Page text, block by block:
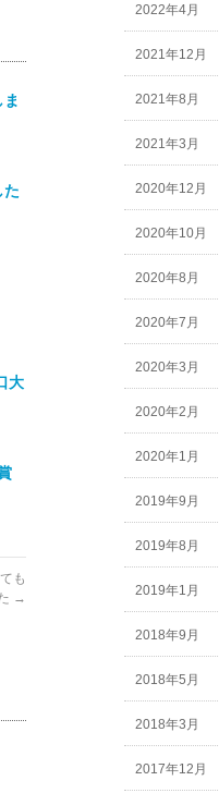
た
大
も
→
2022年4月
2021年12月
2021年8月
2021年3月
2020年12月
2020年10月
2020年8月
2020年7月
2020年3月
2020年2月
2020年1月
2019年9月
2019年8月
2019年1月
2018年9月
2018年5月
2018年3月
2017年12月